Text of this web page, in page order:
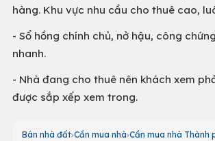
hàng. Khu vực nhu cầu cho thuê cao,
- Sổ hồng chính chủ, nở hậu, công
nhanh.
- Nhà đang cho thuê nên khách xem
được sắp xếp xem trong.
Bán nhà đất Cần mua nhà Cần mua nhà Thành